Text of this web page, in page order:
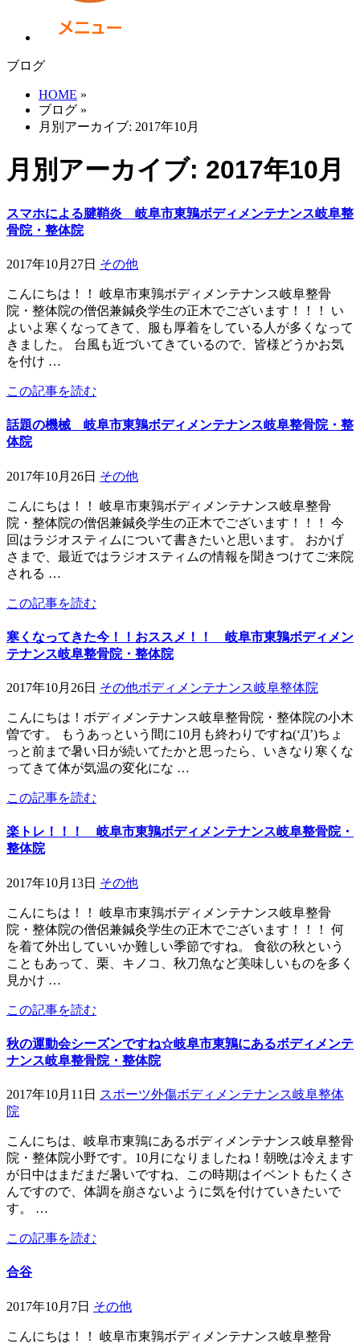
ブログ
HOME »
ブログ »
月別アーカイブ: 2017年10月
月別アーカイブ: 2017年10月
スマホによる腱鞘炎 岐阜市東鶉ボディメンテナンス岐阜整
骨院・整体院
2017年10月27日 その他
こんにちは！！ 岐阜市東鶉ボディメンテナンス岐阜整骨
院・整体院の僧侶兼鍼灸学生の正木でございます！！！ い
よいよ寒くなってきて、服も厚着をしている人が多くなって
きました。 台風も近づいてきているので、皆様どうかお気
を付け …
この記事を読む
話題の機械 岐阜市東鶉ボディメンテナンス岐阜整骨院・整
体院
2017年10月26日 その他
こんにちは！！ 岐阜市東鶉ボディメンテナンス岐阜整骨
院・整体院の僧侶兼鍼灸学生の正木でございます！！！ 今
回はラジオスティムについて書きたいと思います。 おかげ
さまで、最近ではラジオスティムの情報を聞きつけてご来院
される …
この記事を読む
寒くなってきた今！！おススメ！！ 岐阜市東鶉ボディメン
テナンス岐阜整骨院・整体院
2017年10月26日 その他ボディメンテナンス岐阜整体院
こんにちは！ボディメンテナンス岐阜整骨院・整体院の小木
曽です。 もうあっという間に10月も終わりですね(‘Д’)ちょ
っと前まで暑い日が続いてたかと思ったら、いきなり寒くな
ってきて体が気温の変化にな …
この記事を読む
楽トレ！！！ 岐阜市東鶉ボディメンテナンス岐阜整骨院・
整体院
2017年10月13日 その他
こんにちは！！ 岐阜市東鶉ボディメンテナンス岐阜整骨
院・整体院の僧侶兼鍼灸学生の正木でございます！！！ 何
を着て外出していいか難しい季節ですね。 食欲の秋という
こともあって、栗、キノコ、秋刀魚など美味しいものを多く
見かけ …
この記事を読む
秋の運動会シーズンですね☆岐阜市東鶉にあるボディメンテ
ナンス岐阜整骨院・整体院
2017年10月11日 スポーツ外傷ボディメンテナンス岐阜整体
院
こんにちは、岐阜市東鶉にあるボディメンテナンス岐阜整骨
院・整体院小野です。10月になりましたね！朝晩は冷えます
が日中はまだまだ暑いですね、この時期はイベントもたくさ
んですので、体調を崩さないように気を付けていきたいで
す。 …
この記事を読む
合谷
2017年10月7日 その他
こんにちは！！ 岐阜市東鶉ボディメンテナンス岐阜整骨